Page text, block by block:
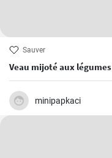
Sauver
Veau mijoté aux légumes
minipapkaci